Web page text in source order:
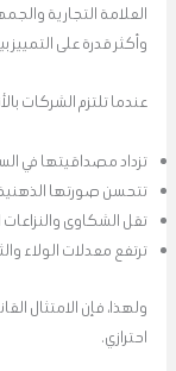
العلامة التجارية
وأكثر قدرة على التمييز
عندما تلتزم الشركات
تزداد مصداقيتها في
تتحسن صورتها
تقل الشكاوى والنزاعات
ترتفع معدلات الولاء
ولهذا، فإن الامتثال
احترازي.